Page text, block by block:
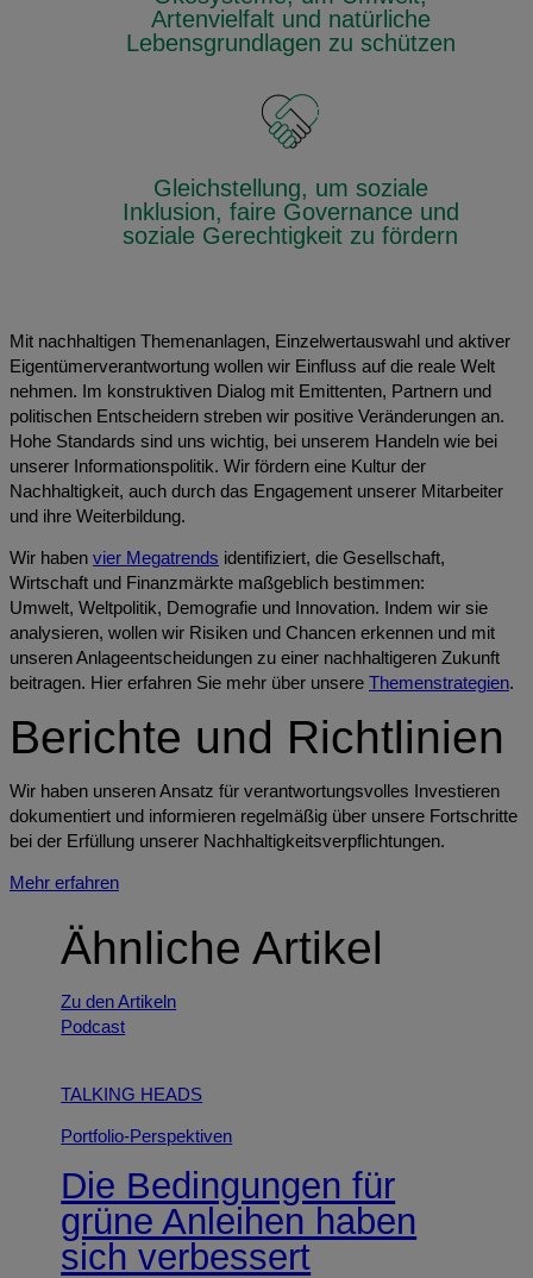
Artenvielfalt und natürliche
Lebensgrundlagen zu schützen
Gleichstellung, um soziale
Inklusion, faire Governance und
soziale Gerechtigkeit zu fördern
Mit nachhaltigen Themenanlagen, Einzelwertauswahl und aktiver
Eigentümerverantwortung wollen wir Einfluss auf die reale Welt
nehmen. Im konstruktiven Dialog mit Emittenten, Partnern und
politischen Entscheidern streben wir positive Veränderungen an.
Hohe Standards sind uns wichtig, bei unserem Handeln wie bei
unserer Informationspolitik. Wir fördern eine Kultur der
Nachhaltigkeit, auch durch das Engagement unserer Mitarbeiter
und ihre Weiterbildung.
Wir haben vier Megatrends identifiziert, die Gesellschaft,
Wirtschaft und Finanzmärkte maßgeblich bestimmen:
Umwelt, Weltpolitik, Demografie und Innovation. Indem wir sie
analysieren, wollen wir Risiken und Chancen erkennen und mit
unseren Anlageentscheidungen zu einer nachhaltigeren Zukunft
beitragen. Hier erfahren Sie mehr über unsere Themenstrategien.
Berichte und Richtlinien
Wir haben unseren Ansatz für verantwortungsvolles Investieren
dokumentiert und informieren regelmäßig über unsere Fortschritte
bei der Erfüllung unserer Nachhaltigkeitsverpflichtungen.
Mehr erfahren
Ähnliche Artikel
Zu den Artikeln
Podcast
TALKING HEADS
Portfolio-Perspektiven
Die Bedingungen für
grüne Anleihen haben
sich verbessert